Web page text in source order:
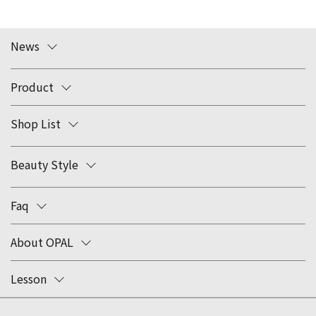
News
Product
Shop List
Beauty Style
Faq
About OPAL
Lesson